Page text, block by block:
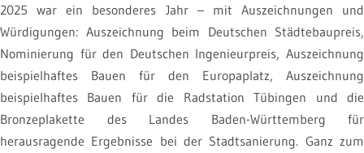
2025 war ein besonderes Jahr – mit Auszeichnungen und
Würdigungen: Auszeichnung beim Deutschen Städtebaupreis,
Nominierung für den Deutschen Ingenieurpreis, Auszeichnung
beispielhaftes Bauen für den Europaplatz, Auszeichnung
beispielhaftes Bauen für die Radstation Tübingen und die
Bronzeplakette des Landes Baden-Württemberg für
herausragende Ergebnisse bei der Stadtsanierung. Ganz zum